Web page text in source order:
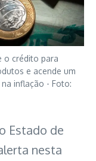
o crédito para
e acende um
inflação - Foto:
Estado de
nesta